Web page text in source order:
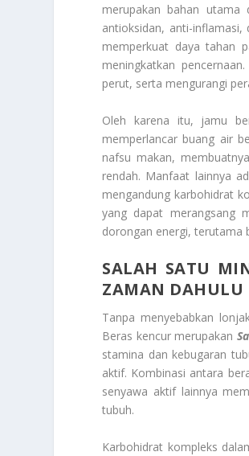
merupakan bahan
antioksidan, anti-
memperkuat daya tahan
meningkatkan
perut, serta mengurangi
Oleh karena itu, jamu
memperlancar buang air
nafsu makan,
rendah. Manfaat lainnya
mengandung karbohidrat
yang dapat merangsang
dorongan energi, terutama
SALAH SATU
ZAMAN DAHULU
Tanpa menyebabkan
Beras kencur merupakan
stamina dan kebugaran
aktif. Kombinasi antara
senyawa aktif lainnya
tubuh.
Karbohidrat kompleks